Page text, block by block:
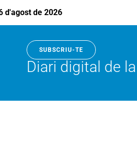
d'agost de 2026
SUBSCRIU-TE
Diari digital de